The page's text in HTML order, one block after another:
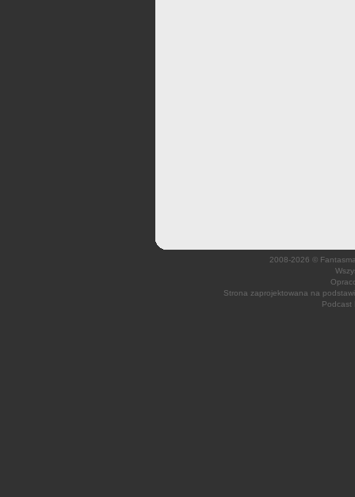
2008-2026 ©
Strona zaprojektowana na
Podcast